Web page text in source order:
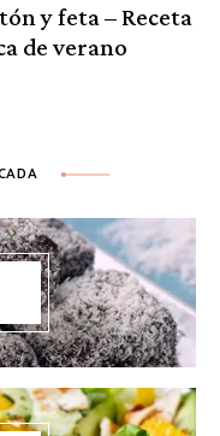
y feta – Receta
de verano